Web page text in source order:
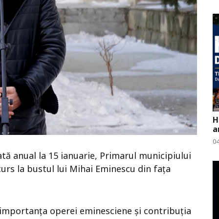
anual la 15 ianuarie, Primarul municipiului
la bustul lui Mihai Eminescu din fața
operei eminesciene și contribuția